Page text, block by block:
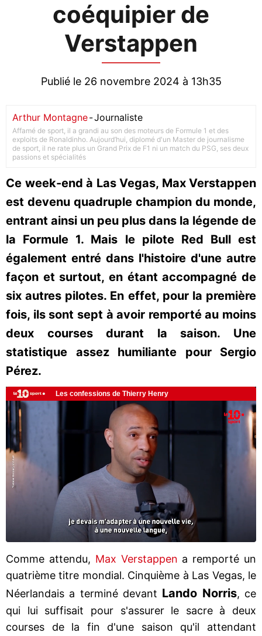
coéquipier de
Verstappen
Publié le 26 novembre 2024 à 13h35
Arthur Montagne-Journaliste
Affamé de sport, il a grandi au son des moteurs de Formule 1 et des
exploits de Ronaldinho. Aujourd’hui, diplomé d'un Master de journalisme
de sport, il ne rate plus un Grand Prix de F1 ni un match du PSG, ses deux
passions et spécialités
Ce week-end à Las Vegas, Max Verstappen
est devenu quadruple champion du monde,
entrant ainsi un peu plus dans la légende de
la Formule 1. Mais le pilote Red Bull est
également entré dans l'histoire d'une autre
façon et surtout, en étant accompagné de
six autres pilotes. En effet, pour la première
fois, ils sont sept à avoir remporté au moins
deux courses durant la saison. Une
statistique assez humiliante pour Sergio
Pérez.
Comme attendu, Max Verstappen a remporté un
quatrième titre mondial. Cinquième à Las Vegas, le
Néerlandais a terminé devant Lando Norris, ce
qui lui suffisait pour s'assurer le sacre à deux
courses de la fin d'une saison qu'il attendant